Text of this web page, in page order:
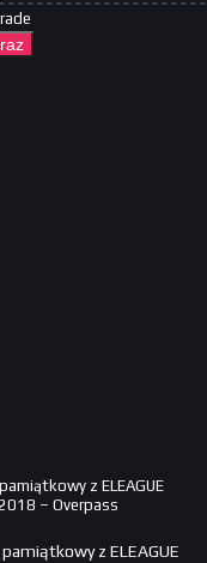
z ELEAGUE
– Overpass
z ELEAGUE